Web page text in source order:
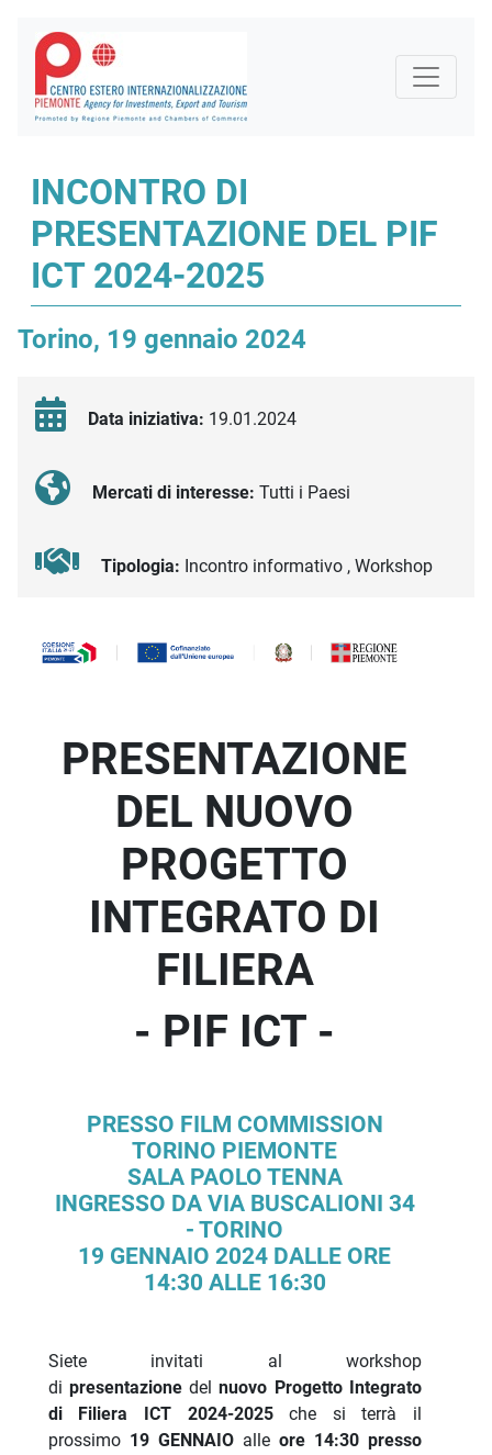
INCONTRO DI
PRESENTAZIONE DEL PIF
ICT 2024-2025
Torino, 19 gennaio 2024
Data iniziativa: 19.01.2024
Mercati di interesse: Tutti i Paesi
Tipologia: Incontro informativo , Workshop
Descrizione iniziativa
PRESENTAZIONE
DEL NUOVO
PROGETTO
INTEGRATO DI
FILIERA
- PIF ICT -
PRESSO FILM COMMISSION
TORINO PIEMONTE
SALA PAOLO TENNA
INGRESSO DA VIA BUSCALIONI 34
- TORINO
19 GENNAIO 2024 DALLE ORE
14:30 ALLE 16:30
Siete invitati al workshop
di presentazionedelnuovo Progetto Integrato
di Filiera ICT
2024-2025che si terrà il
prossimo 19 GENNAIOalle ore 14:30 presso